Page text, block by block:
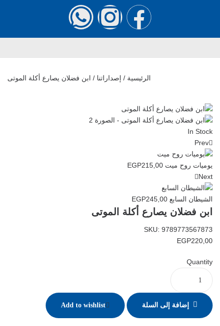
الرئيسية / إصداراتنا / ابن فضلان يصارع أكلة الموتى
In Stock
Prev
يوميات روح ميت EGP215,00
Next
الشيطان السابع EGP245,00
ابن فضلان يصارع أكلة الموتى
SKU: 9789773567873
EGP220,00
Quantity
إضافة إلى السلة Add to wishlist